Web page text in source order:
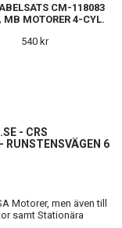
CM-118083
MB MOTORER 4-CYL.
540 kr
- CRS
RUNSTENSVÄGEN 6
Motorer, men även till
samt Stationära